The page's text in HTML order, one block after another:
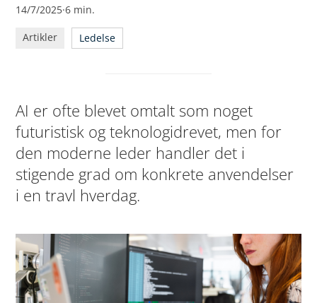
14/7/2025·6 min.
Artikler Ledelse
AI er ofte blevet omtalt som noget
futuristisk og teknologidrevet, men for
den moderne leder handler det i
stigende grad om konkrete anvendelser
i en travl hverdag.